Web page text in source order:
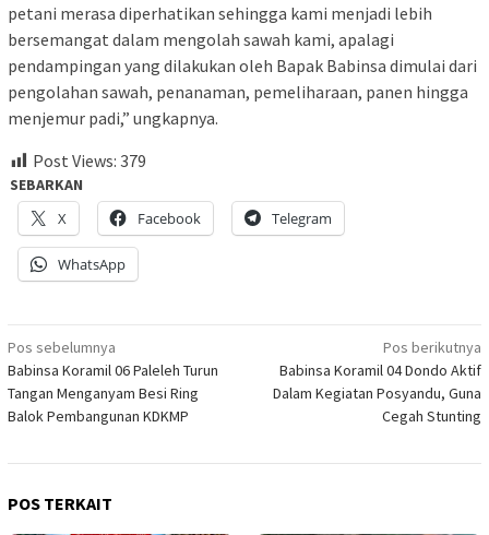
petani merasa diperhatikan sehingga kami menjadi lebih
bersemangat dalam mengolah sawah kami, apalagi
pendampingan yang dilakukan oleh Bapak Babinsa dimulai dari
pengolahan sawah, penanaman, pemeliharaan, panen hingga
menjemur padi,” ungkapnya.
Post Views: 379
SEBARKAN
X
Facebook Telegram
WhatsApp
Navigasi
pos
Pos sebelumnya
Babinsa Koramil 06 Paleleh Turun
Tangan Menganyam Besi Ring
Balok Pembangunan KDKMP
Pos berikutnya
Babinsa Koramil 04 Dondo Aktif
Dalam Kegiatan Posyandu, Guna
Cegah Stunting
POS TERKAIT